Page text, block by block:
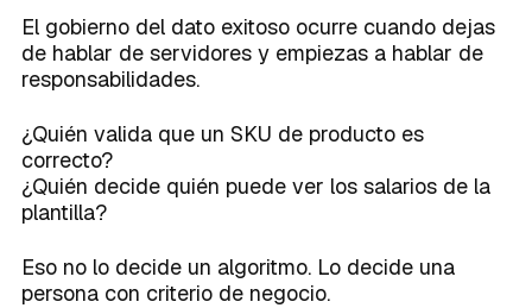
El gobierno del dato exitoso ocurre cuando dejas
de hablar de servidores y empiezas a hablar de
responsabilidades.
¿Quién valida que un SKU de producto es
correcto?
¿Quién decide quién puede ver los salarios de la
plantilla?
Eso no lo decide un algoritmo. Lo decide una
persona con criterio de negocio.